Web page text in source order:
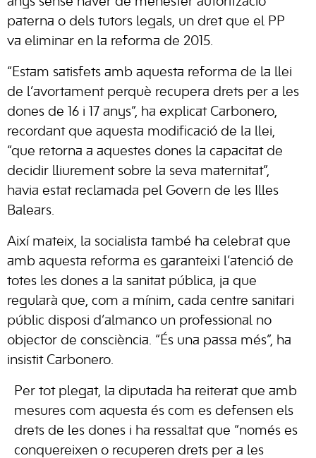
paterna o dels tutors legals, un dret que el PP
va eliminar en la reforma de 2015.
“Estam satisfets amb aquesta reforma de la llei
de l’avortament perquè recupera drets per a les
dones de 16 i 17 anys”, ha explicat Carbonero,
recordant que aquesta modificació de la llei,
“que retorna a aquestes dones la capacitat de
decidir lliurement sobre la seva maternitat”,
havia estat reclamada pel Govern de les Illes
Balears.
Així mateix, la socialista també ha celebrat que
amb aquesta reforma es garanteixi l’atenció de
totes les dones a la sanitat pública, ja que
regularà que, com a mínim, cada centre sanitari
públic disposi d’almanco un professional no
objector de consciència. “És una passa més”, ha
insistit Carbonero.
Per tot plegat, la diputada ha reiterat que amb
mesures com aquesta és com es defensen els
drets de les dones i ha ressaltat que “només es
conquereixen o recuperen drets per a les